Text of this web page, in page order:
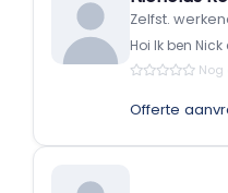
Zelfst.
Hoi Ik ben
Nog
Offerte